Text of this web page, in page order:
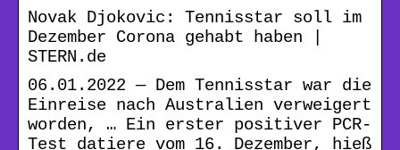
Novak Djokovic: Tennisstar soll im
Dezember Corona gehabt haben |
STERN.de
06.01.2022 — Dem Tennisstar war die
Einreise nach Australien verweigert
worden, … Ein erster positiver PCR-
Test datiere vom 16. Dezember, hieß